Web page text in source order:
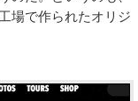
場で作られたオリジ